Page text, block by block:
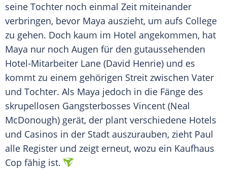
seine Tochter noch einmal Zeit miteinander
verbringen, bevor Maya auszieht, um aufs College
zu gehen. Doch kaum im Hotel angekommen, hat
Maya nur noch Augen für den gutaussehenden
Hotel-Mitarbeiter Lane (David Henrie) und es
kommt zu einem gehörigen Streit zwischen Vater
und Tochter. Als Maya jedoch in die Fänge des
skrupellosen Gangsterbosses Vincent (Neal
McDonough) gerät, der plant verschiedene Hotels
und Casinos in der Stadt auszurauben, zieht Paul
alle Register und zeigt erneut, wozu ein Kaufhaus
Cop fähig ist.